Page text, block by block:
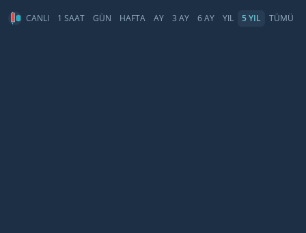
CANLI 1 SAAT GÜN HAFTA AY 3 AY 6 AY YIL 5 YIL TÜMÜ